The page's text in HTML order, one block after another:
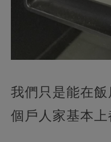
我們只是能在飯
個戶人家基本上